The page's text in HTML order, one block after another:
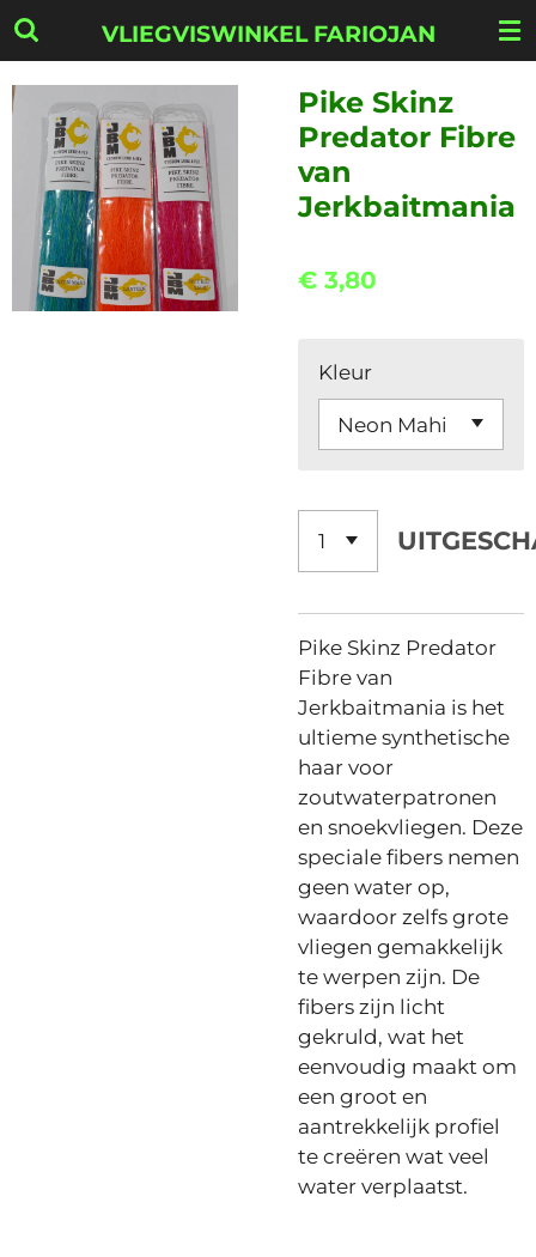
Ga
direct
naar
de
hoofdinhoud
VLIEGVISWINKEL FARIOJAN
Pike Skinz
Predator Fibre
van
Jerkbaitmania
€ 3,80
Kleur
Pike Skinz Predator
Fibre van
Jerkbaitmania is het
ultieme synthetische
haar voor
zoutwaterpatronen
en snoekvliegen. Deze
speciale fibers nemen
geen water op,
waardoor zelfs grote
vliegen gemakkelijk
te werpen zijn. De
fibers zijn licht
gekruld, wat het
eenvoudig maakt om
een groot en
aantrekkelijk profiel
te creëren wat veel
water verplaatst.